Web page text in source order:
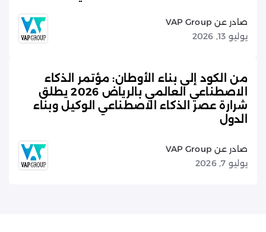
صادر عن VAP Group
يوليو 13, 2026
من الكود إلى بناء الأوطان: مؤتمر الذكاء
الاصطناعي العالمي بالرياض 2026 يطلق
شرارة عصر الذكاء الاصطناعي الوكيل وبناء
الدول
صادر عن VAP Group
يوليو 7, 2026